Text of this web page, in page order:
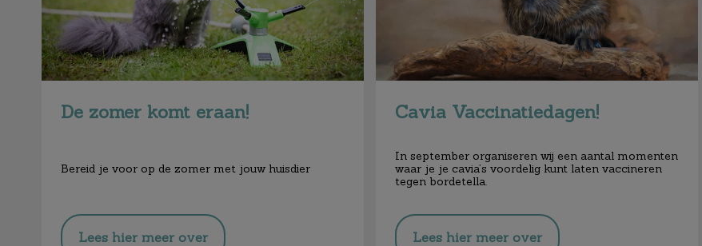
De zomer komt eraan!
Bereid je voor op de zomer met jouw huisdier
Lees hier meer over
Cavia Vaccinatiedagen!
In september organiseren wij een aantal momenten
waar je je cavia’s voordelig kunt laten vaccineren
tegen bordetella.
Lees hier meer over